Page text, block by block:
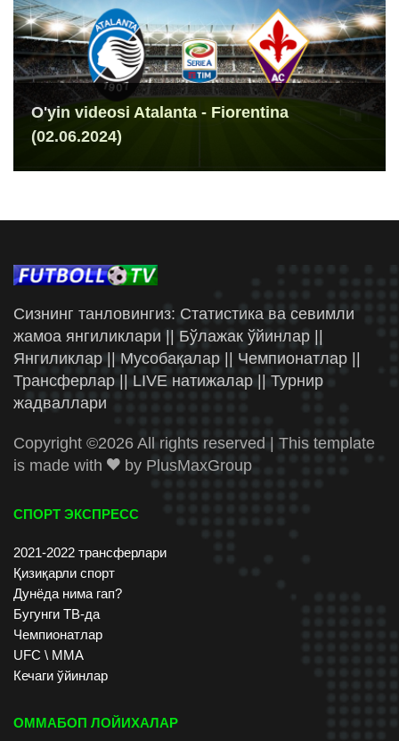
O'yin videosi Atalanta - Fiorentina
(02.06.2024)
Сизнинг танловингиз: Статистика ва севимли
жамоа янгиликлари || Бўлажак ўйинлар ||
Янгиликлар || Мусобақалар || Чемпионатлар ||
Трансферлар || LIVE натижалар || Турнир
жадваллари
Copyright ©2026 All rights reserved | This template
is made with
by PlusMaxGroup
СПОРТ ЭКСПРЕСС
2021-2022 трансферлари
Қизиқарли спорт
Дунёда нима гап?
Бугунги ТВ-да
Чемпионатлар
UFC \ ММА
Кечаги ўйинлар
ОММАБОП ЛОЙИХАЛАР